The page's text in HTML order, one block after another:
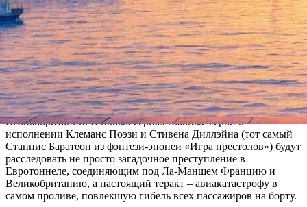
телесериала «Мост» вернётся в эфир с новым 2-м сезоном
в начале 2016-го года. Наконец, стала известна
официальная дата – зрители вновь увидят «Туннель» в
апреле 2016-го года.
Sky Atlantic и Canal+ с апреля запускают в свои телеэфиры
новый, 2-й по счёту, сезон «Туннеля», в котором за совместное
расследование вновь берутся Елиза Вассерманн из
французской полиции и детектив-инспектор Карл Робак из
Великобритании. В новых сериях главные герои в
исполнении Клеманс Поэзи и Стивена Диллэйна (тот самый
Станнис Баратеон из фэнтези-эпопеи «Игра престолов») будут
расследовать не просто загадочное преступление в
Евротоннеле, соединяющим под Ла-Маншем Францию и
Великобританию, а настоящий теракт – авиакатастрофу в
самом проливе, повлекшую гибель всех пассажиров на борту.